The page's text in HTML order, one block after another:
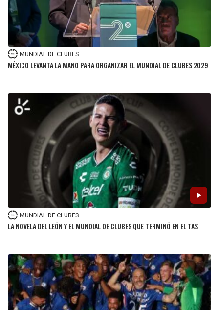
JAGUARS
TITANS
EAGLES
COMMANDERS
CARDINALS
RAMS
49ERS
BEARS
LIONS
WIZARDS
WARRIORS
SUNS
KINGS
MAVERICKS
ROCKETS
GRIZZLIES
SPURS
NUGGETS
MUNDIAL DE CLUBES
MÉXICO LEVANTA LA MANO PARA ORGANIZAR EL MUNDIAL DE CLUBES 2029
MUNDIAL DE CLUBES
LA NOVELA DEL LEÓN Y EL MUNDIAL DE CLUBES QUE TERMINÓ EN EL TAS